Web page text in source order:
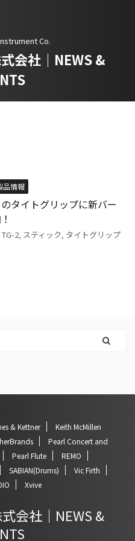
Co.
会社｜NEWS &
品情報
タイトグリップに新バー
TG-2, スティック, タイトグリップ
& Kettner
Keith McMillen
Pearl Concert and
Pearl Flute
REMO
SABIAN(Drums)
Vic Firth
Xvive
会社｜NEWS &